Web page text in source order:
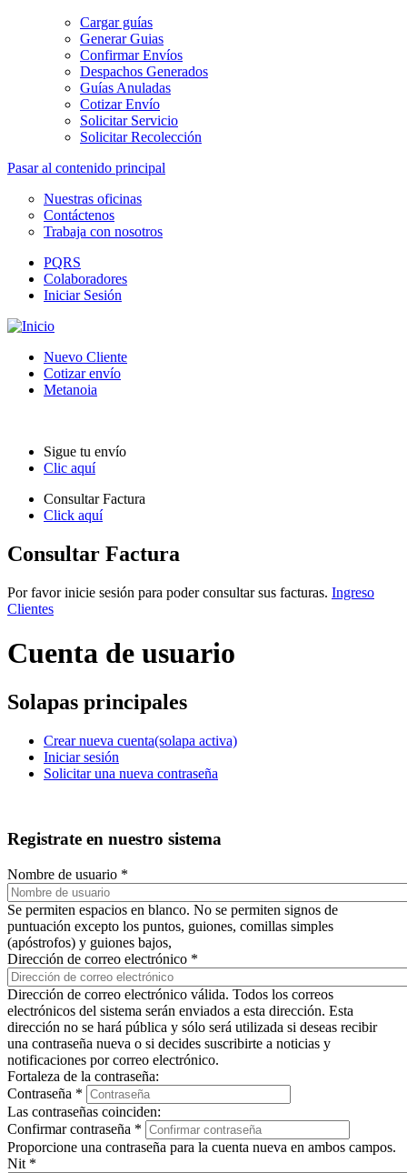
Cargar guías
Generar Guias
Confirmar Envíos
Despachos Generados
Guías Anuladas
Cotizar Envío
Solicitar Servicio
Solicitar Recolección
Pasar al contenido principal
Nuestras oficinas
Contáctenos
Trabaja con nosotros
PQRS
Colaboradores
Iniciar Sesión
Nuevo Cliente
Cotizar envío
Metanoia
Sigue tu envío
Clic aquí
Consultar Factura
Click aquí
Consultar Factura
Por favor inicie sesión para poder consultar sus facturas. Ingreso
Clientes
Cuenta de usuario
Solapas principales
Crear nueva cuenta(solapa activa)
Iniciar sesión
Solicitar una nueva contraseña
Registrate en nuestro sistema
Nombre de usuario *
Se permiten espacios en blanco. No se permiten signos de
puntuación excepto los puntos, guiones, comillas simples
(apóstrofos) y guiones bajos,
Dirección de correo electrónico *
Dirección de correo electrónico válida. Todos los correos
electrónicos del sistema serán enviados a esta dirección. Esta
dirección no se hará pública y sólo será utilizada si deseas recibir
una contraseña nueva o si decides suscribirte a noticias y
notificaciones por correo electrónico.
Fortaleza de la contraseña:
Contraseña *
Las contraseñas coinciden:
Confirmar contraseña *
Proporcione una contraseña para la cuenta nueva en ambos campos.
Nit *